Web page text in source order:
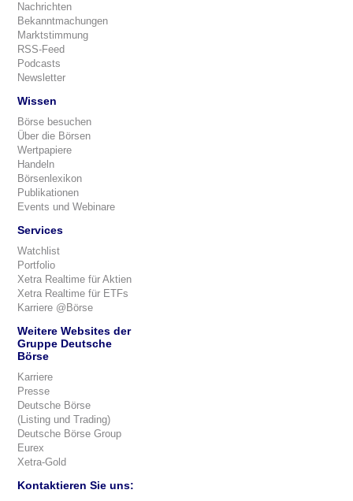
Nachrichten
Bekanntmachungen
Marktstimmung
RSS-Feed
Podcasts
Newsletter
Wissen
Börse besuchen
Über die Börsen
Wertpapiere
Handeln
Börsenlexikon
Publikationen
Events und Webinare
Services
Watchlist
Portfolio
Xetra Realtime für Aktien
Xetra Realtime für ETFs
Karriere @Börse
Weitere Websites der
Gruppe Deutsche
Börse
Karriere
Presse
Deutsche Börse
(Listing und Trading)
Deutsche Börse Group
Eurex
Xetra-Gold
Kontaktieren Sie uns: